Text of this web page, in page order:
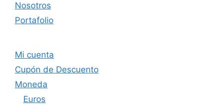
Nosotros
Portafolio
Mi cuenta
Cupón de Descuento
Moneda
Euros